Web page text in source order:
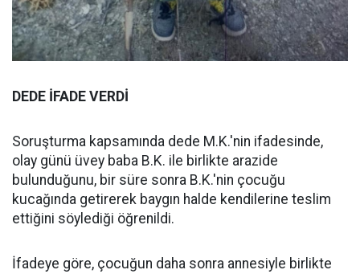
DEDE İFADE VERDİ
Soruşturma kapsamında dede M.K.'nin ifadesinde,
olay günü üvey baba B.K. ile birlikte arazide
bulunduğunu, bir süre sonra B.K.'nin çocuğu
kucağında getirerek baygın halde kendilerine teslim
ettiğini söylediği öğrenildi.
İfadeye göre, çocuğun daha sonra annesiyle birlikte